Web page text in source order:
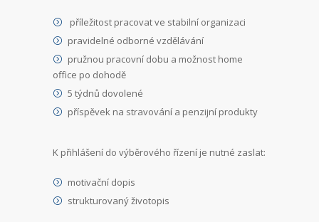
příležitost pracovat ve stabilní organizaci
pravidelné odborné vzdělávání
pružnou pracovní dobu a možnost home
office po dohodě
5 týdnů dovolené
příspěvek na stravování a penzijní produkty
K přihlášení do výběrového řízení je nutné zaslat:
motivační dopis
strukturovaný životopis